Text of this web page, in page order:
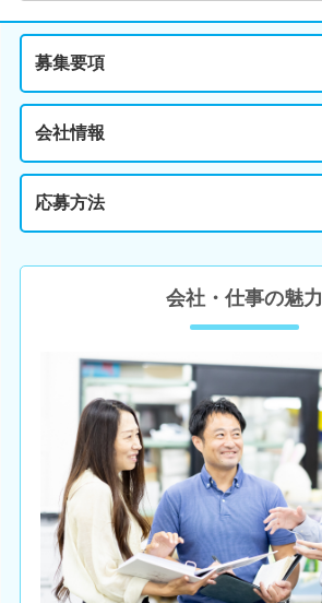
募集要項
会社情報
応募方法
会社・仕事の魅力